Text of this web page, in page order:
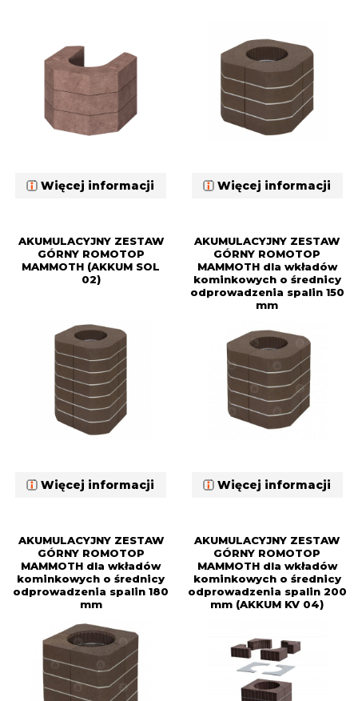
Więcej informacji Więcej informacji
AKUMULACYJNY ZESTAW
GÓRNY ROMOTOP
MAMMOTH (AKKUM SOL
02)
Więcej informacji
AKUMULACYJNY ZESTAW
GÓRNY ROMOTOP
MAMMOTH dla wkładów
kominkowych o średnicy
odprowadzenia spalin 150
mm
Więcej informacji
AKUMULACYJNY ZESTAW
GÓRNY ROMOTOP
MAMMOTH dla wkładów
kominkowych o średnicy
odprowadzenia spalin 180
mm
AKUMULACYJNY ZESTAW
GÓRNY ROMOTOP
MAMMOTH dla wkładów
kominkowych o średnicy
odprowadzenia spalin 200
mm (AKKUM KV 04)